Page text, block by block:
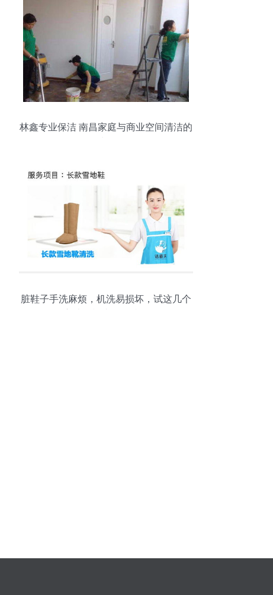
林鑫专业保洁 南昌家庭与商业空间清洁的
脏鞋子手洗麻烦，机洗易损坏，试这几个